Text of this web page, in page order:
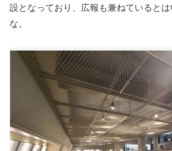
設となっており、広報も兼ねていると
な。